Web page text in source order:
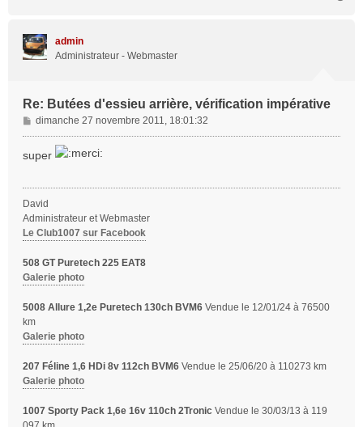
admin
Administrateur - Webmaster
Re: Butées d'essieu arrière, vérification impérative
M
e
s
e
dimanche 27 novembre 2011, 18:01:32
super
David
Administrateur et Webmaster
Le Club1007 sur Facebook
508 GT Puretech 225 EAT8
Galerie photo
5008 Allure 1,2e Puretech 130ch BVM6 Vendue le 12/01/24 à 76500
km
Galerie photo
207 Féline 1,6 HDi 8v 112ch BVM6 Vendue le 25/06/20 à 110273 km
Galerie photo
1007 Sporty Pack 1,6e 16v 110ch 2Tronic Vendue le 30/03/13 à 119